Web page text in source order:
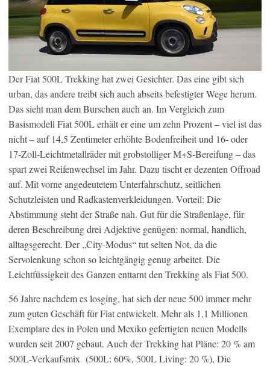
Der Fiat 500L Trekking hat zwei Gesichter. Das eine gibt sich
urban, das andere treibt sich auch abseits befestigter Wege herum.
Das sieht man dem Burschen auch an. Im Vergleich zum
Basismodell Fiat 500L erhält er eine um zehn Prozent – viel ist das
nicht – auf 14,5 Zentimeter erhöhte Bodenfreiheit und 16- oder
17-Zoll-Leichtmetallräder mit grobstolliger M+S-Bereifung – das
spart zwei Reifenwechsel im Jahr. Dazu tischt er dezenten Offroad
auf. Mit vorne angedeutetem Unterfahrschutz, seitlichen
Schutzleisten und Radkastenverkleidungen. Vorteil: Die
Abstimmung steht der Straße nah. Gut für die Straßenlage, für
deren Beschreibung drei Adjektive genügen: normal, handlich,
alltagsgerecht. Der „City-Modus“ tut selten Not, da die
Servolenkung schon so leichtgängig genug arbeitet. Die
Leichtfüssigkeit des Ganzen enttarnt den Trekking als Fiat 500.
56 Jahre nachdem es losging, hat sich der neue 500 immer mehr
zum guten Geschäft für Fiat entwickelt. Mehr als 1,1 Millionen
Exemplare des in Polen und Mexiko gefertigten neuen Modells
wurden seit 2007 gebaut. Auch der Trekking hat Pläne: 20 % am
500L-Verkaufsmix (500L: 60%, 500L Living: 20 %), Die